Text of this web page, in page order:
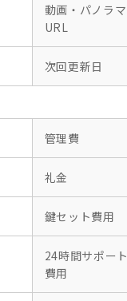
動画・パノラマ
URL
次回更新日
管理費
礼金
鍵セット費用
24時間サポート
費用